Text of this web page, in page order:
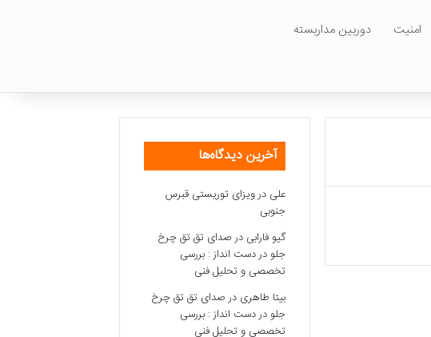
امنیت دوربین مداربسته
آخرین دیدگاه‌ها
علی درویزای توریستی قبرس
جنوبی
گیو فارابی درصدای تق تق چرخ
جلو در دست انداز : بررسی
تخصصی و تحلیل فنی
بیتا طاهری درصدای تق تق چرخ
جلو در دست انداز : بررسی
تخصصی و تحلیل فنی